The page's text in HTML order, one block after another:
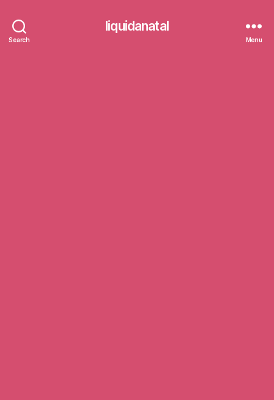
Search
liquidanatal
Menu